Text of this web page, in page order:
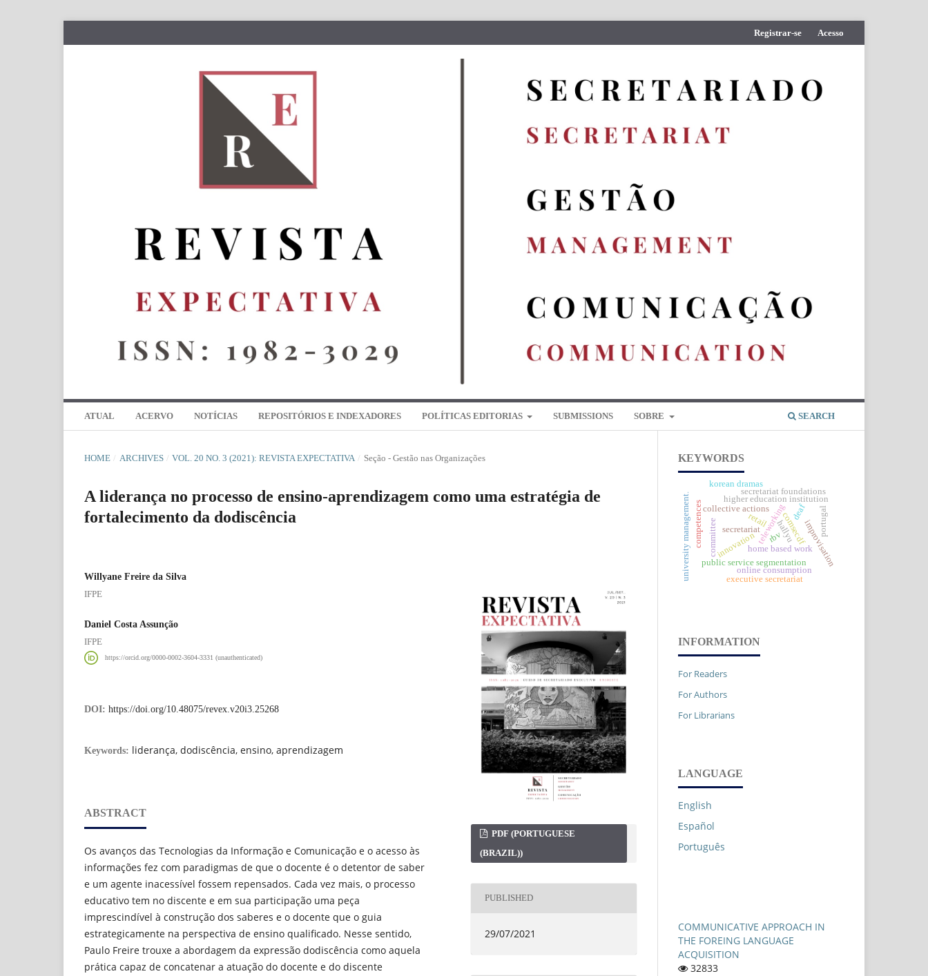
ATUAL ACERVO NOTÍCIAS REPOSITÓRIOS E INDEXADORES POLÍTICAS EDITORIAS SUBMISSIONS SOBRE SEARCH
Registrar-se Acesso
HOME / ARCHIVES / VOL. 20 NO. 3 (2021): REVISTA EXPECTATIVA / Seção - Gestão nas Organizações
A liderança no processo de ensino-aprendizagem como uma estratégia de
fortalecimento da dodiscência
Willyane Freire da Silva
IFPE
Daniel Costa Assunção
IFPE
https://orcid.org/0000-0002-3604-3331 (unauthenticated)
DOI: https://doi.org/10.48075/revex.v20i3.25268
Keywords: liderança, dodiscência, ensino, aprendizagem
ABSTRACT
Os avanços das Tecnologias da Informação e Comunicação e o acesso às
informações fez com paradigmas de que o docente é o detentor de saber
e um agente inacessível fossem repensados. Cada vez mais, o processo
educativo tem no discente e em sua participação uma peça
imprescindível à construção dos saberes e o docente que o guia
estrategicamente na perspectiva de ensino qualificado. Nesse sentido,
Paulo Freire trouxe a abordagem da expressão dodiscência como aquela
prática capaz de concatenar a atuação do docente e do discente
PDF (PORTUGUESE
(BRAZIL))
PUBLISHED
29/07/2021
KEYWORDS
teleworking
home based work
higher education institution
secretariat
secretariat foundations
innovation
public service segmentation
collective actions
committee comsecdfimprovisation
competences
online consumption
retail hallyu
korean dramas
deaf
rbv
university management. portugal
executive secretariat
INFORMATION
For Readers
For Authors
For Librarians
LANGUAGE
English
Español
Português
COMMUNICATIVE APPROACH IN
THE FOREING LANGUAGE
ACQUISITION
32833